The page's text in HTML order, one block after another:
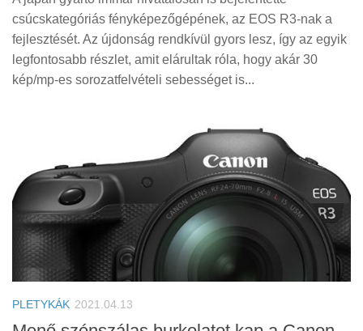
csúcskategóriás fényképezőgépének, az EOS R3-nak a
fejlesztését. Az újdonság rendkívül gyors lesz, így az egyik
legfontosabb részlet, amit elárultak róla, hogy akár 30
kép/mp-es sorozatfelvételi sebességet is...
PLETYKÁK 2021.04.13